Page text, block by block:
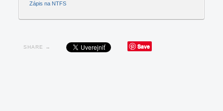
Zápis na NTFS
SHARE → Save